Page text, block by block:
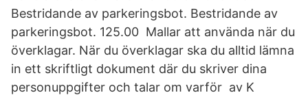
Bestridande av parkeringsbot. Bestridande av
parkeringsbot. 125.00 Mallar att använda när du
överklagar. När du överklagar ska du alltid lämna
in ett skriftligt dokument där du skriver dina
personuppgifter och talar om varför av K